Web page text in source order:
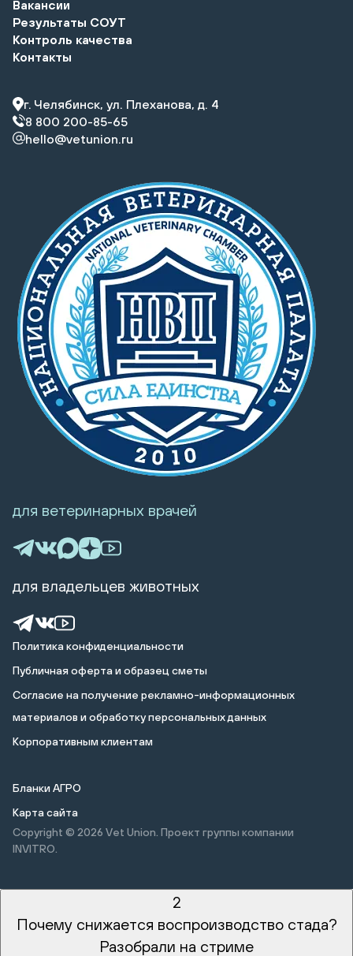
Вакансии
Результаты СОУТ
Контроль качества
Контакты
г. Челябинск, ул. Плеханова, д. 4
8 800 200-85-65
hello@vetunion.ru
Политика конфиденциальности
Публичная оферта и образец сметы
Cогласие на получение рекламно-информационных
материалов и обработку персональных данных
Корпоративным клиентам
Бланки АГРО
Карта сайта
Copyright © 2026 Vet Union. Проект группы компании
INVITRO.
для ветеринарных врачей
для владельцев животных
2
Почему снижается воспроизводство стада?
Разобрали на стриме